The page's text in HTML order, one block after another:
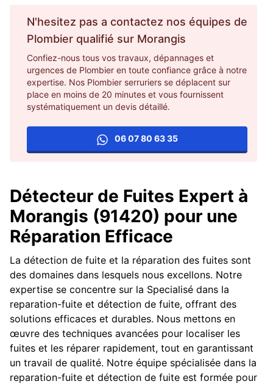
N'hesitez pas a contactez nos équipes de
Plombier qualifié sur Morangis
Confiez-nous tous vos travaux, dépannages et
urgences de Plombier en toute confiance grâce à notre
expertise. Nos Plombier serruriers se déplacent sur
place en moins de 20 minutes et vous fournissent
systématiquement un devis détaillé.
06 07 80 63 35
Détecteur de Fuites Expert à
Morangis (91420) pour une
Réparation Efficace
La détection de fuite et la réparation des fuites sont
des domaines dans lesquels nous excellons. Notre
expertise se concentre sur la Specialisé dans la
reparation-fuite et détection de fuite, offrant des
solutions efficaces et durables. Nous mettons en
œuvre des techniques avancées pour localiser les
fuites et les réparer rapidement, tout en garantissant
un travail de qualité. Notre équipe spécialisée dans la
reparation-fuite et détection de fuite est formée pour